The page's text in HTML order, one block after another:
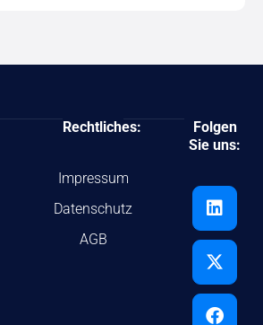
Rechtliches:
Impressum
Datenschutz
AGB
Folgen
Sie uns: